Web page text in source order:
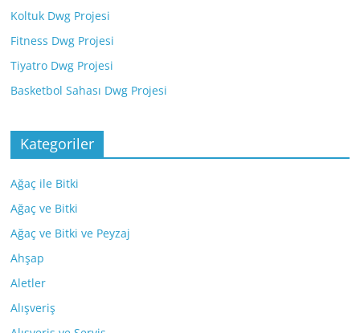
Koltuk Dwg Projesi
Fitness Dwg Projesi
Tiyatro Dwg Projesi
Basketbol Sahası Dwg Projesi
Kategoriler
Ağaç ile Bitki
Ağaç ve Bitki
Ağaç ve Bitki ve Peyzaj
Ahşap
Aletler
Alışveriş